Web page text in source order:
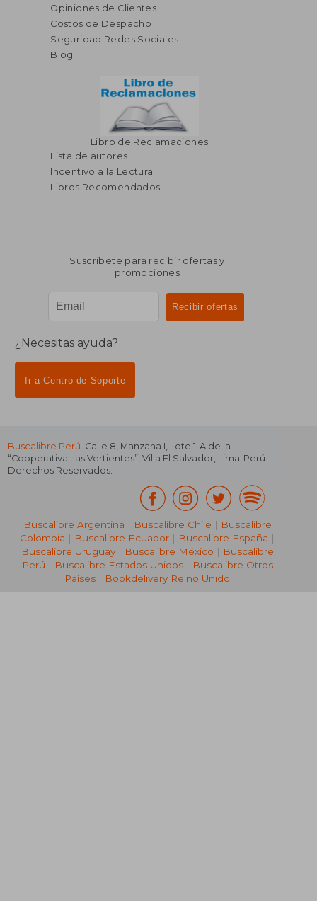
55%
dcto.
S/ 212,68
S/ 95,70
Opiniones de Clientes
Costos de Despacho
Seguridad Redes Sociales
Blog
Libro de Reclamaciones
Lista de autores
Incentivo a la Lectura
Libros Recomendados
Suscríbete para recibir ofertas y
promociones
¿Necesitas ayuda?
Ir a Centro de Soporte
Buscalibre Perú. Calle 8, Manzana I, Lote 1-A de la
“Cooperativa Las Vertientes”, Villa El Salvador, Lima-Perú.
Derechos Reservados.
Buscalibre Argentina | Buscalibre Chile | Buscalibre
Colombia | Buscalibre Ecuador | Buscalibre España |
Buscalibre Uruguay| Buscalibre México | Buscalibre
Perú | Buscalibre Estados Unidos| Buscalibre Otros
Países | Bookdelivery Reino Unido